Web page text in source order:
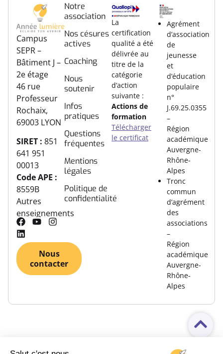
Campus
SEPR –
Bâtiment J –
2e étage
46 rue
Professeur
Rochaix,
69003 LYON
SIRET : 851
641 951
00013
Code APE :
8559B
Autres
enseignements
Nous
contacter
Notre
association
Nos césures
actives
Coaching
Nous
soutenir
Infos
pratiques
Questions
fréquentes
Mentions
légales
Politique de
confidentialité
La
certification
qualité a été
délivrée au
titre de la
catégorie
d’action
suivante :
Actions de
formation
Télécharger
le certificat
Agrément
d’association
de
jeunesse
et
d’éducation
populaire
n°
J.69.25.0355
–
Région
académique
Auvergne-
Rhône-
Alpes
Tronc
commun
d’agrément
des
associations
–
Région
académique
Auvergne-
Rhône-
Alpes